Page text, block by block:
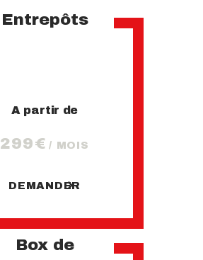
Entrepôts
A partir de
299€ / MOIS
DEMANDER
Box de